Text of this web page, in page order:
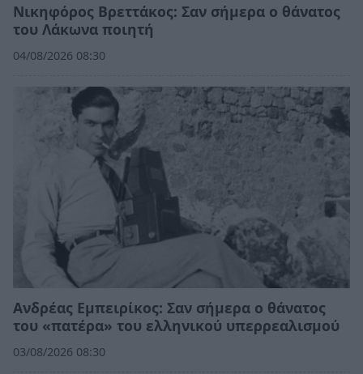
Νικηφόρος Βρεττάκος: Σαν σήμερα ο θάνατος
του Λάκωνα ποιητή
04/08/2026 08:30
Ανδρέας Εμπειρίκος: Σαν σήμερα ο θάνατος
του «πατέρα» του ελληνικού υπερρεαλισμού
03/08/2026 08:30